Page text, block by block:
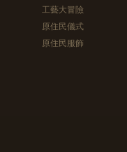
工藝大冒險
原住民儀式
原住民服飾